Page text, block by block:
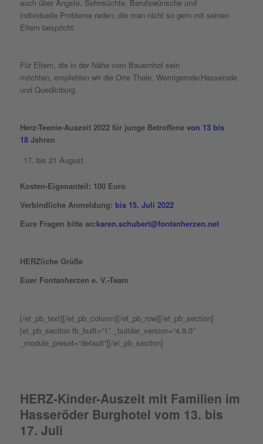
auch über Ängste, Sehnsüchte, Berufswünsche und
individuelle Probleme reden, die man nicht so gern mit seinen
Eltern bespricht.
Für Eltern, die in der Nähe vom Bauernhof sein
möchten, empfehlen wir die Orte Thale, Wernigerode/Hasserode
und Quedlinburg.
Herz-Teenie-Auszeit 2022 für junge Betroffene von 13 bis
18Jahren
bis 21 August
Kosten-Eigenanteil: 100 Euro
Verbindliche Anmeldung: bis 15. Juli 2022
Eure Fragen bitte an:karen.schubert@fontanherzen.net
HERZliche Grüße
Euer Fontanherzen e. V.-Team
[/et_pb_text][/et_pb_column][/et_pb_row][/et_pb_section]
[et_pb_section fb_built=“1″ _builder_version=“4.9.0″
_module_preset=“default“][/et_pb_section]
HERZ-Kinder-Auszeit mit Familien im
Hasseröder Burghotel vom 13. bis
17. Juli